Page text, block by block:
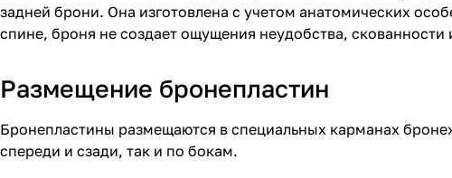
задней брони. Она изготовлена с учетом анатомических
спине, броня не создает ощущения неудобства,
Размещение бронепластин
Бронепластины размещаются в специальных карманах
спереди и сзади, так и по бокам.